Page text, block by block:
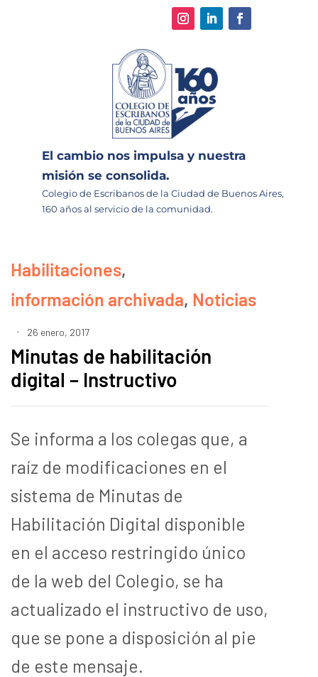
El cambio nos impulsa y nuestra
misión se consolida.
Colegio de Escribanos de la Ciudad de Buenos Aires,
160 años al servicio de la comunidad.
Habilitaciones,
información archivada, Noticias
26 enero, 2017
Minutas de habilitación
digital – Instructivo
Se informa a los colegas que, a
raíz de modificaciones en el
sistema de Minutas de
Habilitación Digital disponible
en el acceso restringido único
de la web del Colegio, se ha
actualizado el instructivo de uso,
que se pone a disposición al pie
de este mensaje.